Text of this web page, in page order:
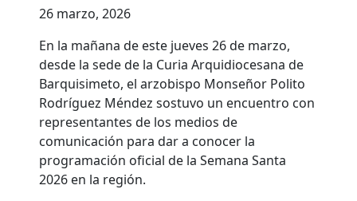
26 marzo, 2026
En la mañana de este jueves 26 de marzo,
desde la sede de la Curia Arquidiocesana de
Barquisimeto, el arzobispo Monseñor Polito
Rodríguez Méndez sostuvo un encuentro con
representantes de los medios de
comunicación para dar a conocer la
programación oficial de la Semana Santa
2026 en la región.